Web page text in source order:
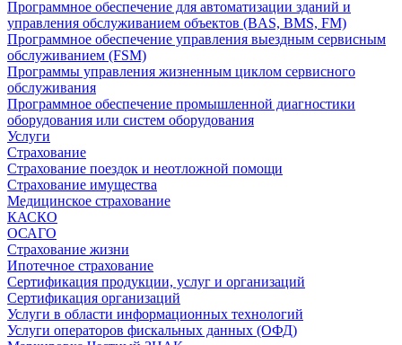
Программное обеспечение для автоматизации зданий и
управления обслуживанием объектов (BAS, BMS, FM)
Программное обеспечение управления выездным сервисным
обслуживанием (FSM)
Программы управления жизненным циклом сервисного
обслуживания
Программное обеспечение промышленной диагностики
оборудования или систем оборудования
Услуги
Страхование
Страхование поездок и неотложной помощи
Страхование имущества
Медицинское страхование
КАСКО
ОСАГО
Страхование жизни
Ипотечное страхование
Сертификация продукции, услуг и организаций
Сертификация организаций
Услуги в области информационных технологий
Услуги операторов фискальных данных (ОФД)